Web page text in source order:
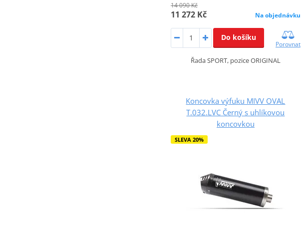
14 090 Kč
11 272 Kč Na objednávku
Do košíku
Porovnat
Řada SPORT, pozice ORIGINAL
Koncovka výfuku MIVV OVAL
T.032.LVC Černý s uhlíkovou
koncovkou
SLEVA 20%